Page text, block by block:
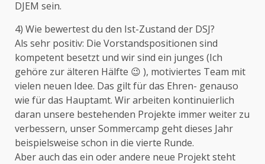
DJEM sein.
4) Wie bewertest du den Ist-Zustand der DSJ?
Als sehr positiv: Die Vorstandspositionen sind
kompetent besetzt und wir sind ein junges (Ich
gehöre zur älteren Hälfte 😉 ), motiviertes Team mit
vielen neuen Idee. Das gilt für das Ehren- genauso
wie für das Hauptamt. Wir arbeiten kontinuierlich
daran unsere bestehenden Projekte immer weiter zu
verbessern, unser Sommercamp geht dieses Jahr
beispielsweise schon in die vierte Runde.
Aber auch das ein oder andere neue Projekt steht